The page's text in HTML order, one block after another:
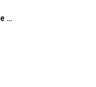
Sistema de Recuperación de Sólidos | COPEINCA – CHICAMA